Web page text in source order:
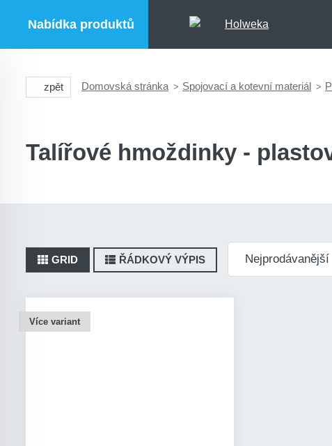
Nabídka produktů
zpět Domovská stránka Spojovací a kotevní materiál
Talířové hmoždinky -
GRID ŘÁDKOVÝ VÝPIS
Více variant